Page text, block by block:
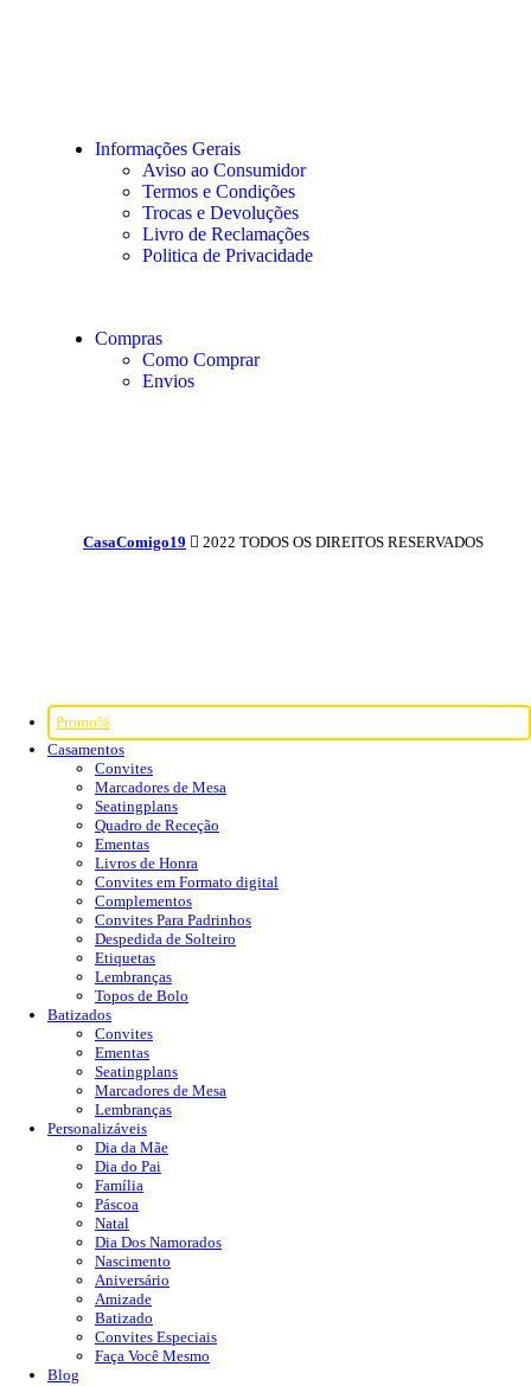
Informações Gerais
Aviso ao Consumidor
Termos e Condições
Trocas e Devoluções
Livro de Reclamações
Politica de Privacidade
Compras
Como Comprar
Envios
CasaComigo19 2022 TODOS OS DIREITOS RESERVADOS
Promo%
Casamentos
Convites
Marcadores de Mesa
Seatingplans
Quadro de Receção
Ementas
Livros de Honra
Convites em Formato digital
Complementos
Convites Para Padrinhos
Despedida de Solteiro
Etiquetas
Lembranças
Topos de Bolo
Batizados
Convites
Ementas
Seatingplans
Marcadores de Mesa
Lembranças
Personalizáveis
Dia da Mãe
Dia do Pai
Família
Páscoa
Natal
Dia Dos Namorados
Nascimento
Aniversário
Amizade
Batizado
Convites Especiais
Faça Você Mesmo
Blog